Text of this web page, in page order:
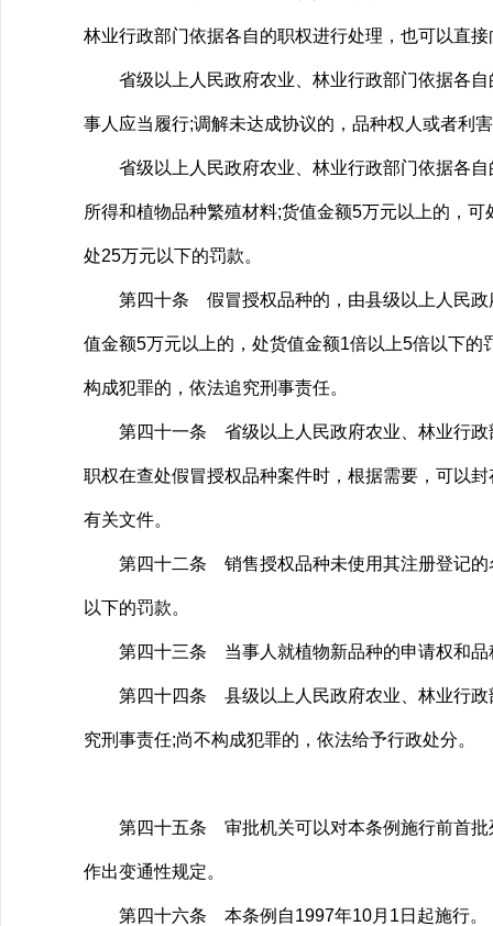
林业行政部门依据各自的职权进行处理，也可以直
省级以上人民政府农业、林业行政部门依据各自
事人应当履行;调解未达成协议的，品种权人或者利
省级以上人民政府农业、林业行政部门依据各自
所得和植物品种繁殖材料;货值金额5万元以上的，
处25万元以下的罚款。
第四十条 假冒授权品种的，由县级以上人民政府
值金额5万元以上的，处货值金额1倍以上5倍以下
构成犯罪的，依法追究刑事责任。
第四十一条 省级以上人民政府农业、林业行政
职权在查处假冒授权品种案件时，根据需要，可以
有关文件。
第四十二条 销售授权品种未使用其注册登记的
以下的罚款。
第四十三条 当事人就植物新品种的申请权和品
第四十四条 县级以上人民政府农业、林业行政
究刑事责任;尚不构成犯罪的，依法给予行政处分。
第四十五条 审批机关可以对本条例施行前首批
作出变通性规定。
第四十六条 本条例自1997年10月1日起施行。